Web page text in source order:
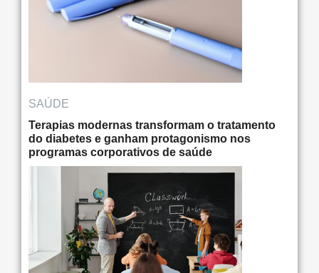
SAÚDE
Terapias modernas transformam o tratamento
do diabetes e ganham protagonismo nos
programas corporativos de saúde